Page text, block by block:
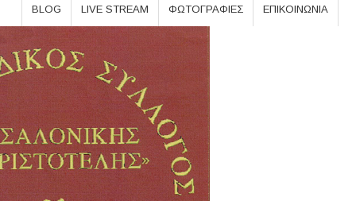
αλλάζει για ιδιοκτήτες και ενοικιαστές
οι δικαιούχοι
η άδεια θήρας
του LEADER
στην Κασσάνδρα
και πρόστιμα μετά τους ελέγχους
BLOG LIVE STREAM ΦΩΤΟΓΡΑΦΊΕΣ ΕΠΙΚΟΙΝΩΝΊΑ